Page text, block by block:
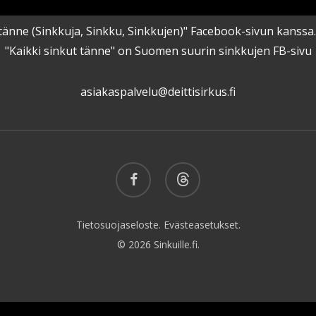
(Sinkkuja, Sinkku, Sinkkujen)" Facebook-sivun
"Kaikki sinkut tänne" on Suomen suurin sinkkujen FB-sivu
asiakaspalvelu@deittisirkus.fi
facebook threads
Tietosuojaseloste. Evästeasetukset.
© 2026 Sinkuille.fi.